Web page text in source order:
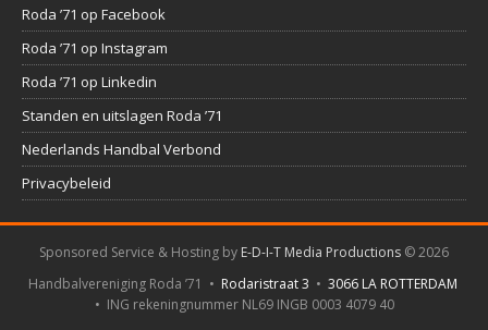
Roda ’71 op Facebook
Roda ’71 op Instagram
Roda ’71 op Linkedin
Standen en uitslagen Roda ’71
Nederlands Handbal Verbond
Privacybeleid
Sponsored Service & Hosting by E-D-I-T Media Productions ©2026
Handbalvereniging Roda ’71 • Rodaristraat 3 • 3066 LA ROTTERDAM
• ING rekeningnummer NL69 INGB 0003 4079 40